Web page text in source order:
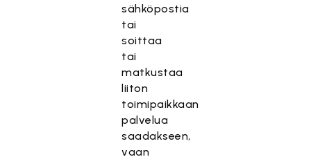
sähköpostia
tai
soittaa
tai
matkustaa
liiton
toimipaikkaan
palvelua
saadakseen,
vaan